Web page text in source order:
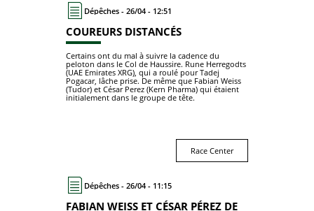
Dépêches - 26/04 - 12:51
COUREURS DISTANCÉS
Certains ont du mal à suivre la cadence du
peloton dans le Col de Haussire. Rune Herregodts
(UAE Emirates XRG), qui a roulé pour Tadej
Pogacar, lâche prise. De même que Fabian Weiss
(Tudor) et César Perez (Kern Pharma) qui étaient
initialement dans le groupe de tête.
Race Center
Dépêches - 26/04 - 11:15
FABIAN WEISS ET CÉSAR PÉREZ DE